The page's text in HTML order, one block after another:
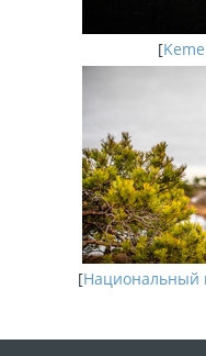
[
[Национальный